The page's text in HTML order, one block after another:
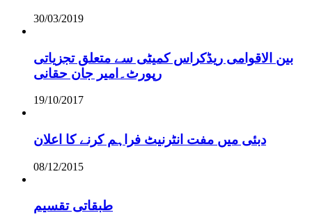
30/03/2019
بین الاقوامی ریڈکراس کمیٹی سے متعلق تجزیاتی
رپورٹ۔امیر جان حقانی
19/10/2017
دبئی میں مفت انٹرنیٹ فراہم کرنے کا اعلان
08/12/2015
طبقاتی تقسیم